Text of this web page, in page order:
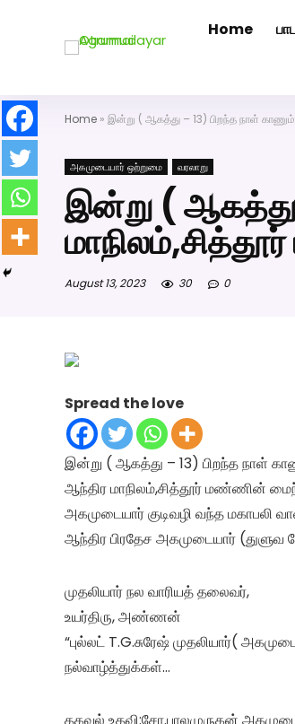
Home
Home » இன்று ( ஆகத்து – 13) பிறந்த நாள்
அகமுடையார் ஒற்றுமை வரலாறு
இன்று ( ஆகத்து
August 13, 2023 30 0
Spread the love
இன்று ( ஆகத்து – 13) பிறந்த நாள்
ஆந்திர மாநிலம்,சித்தூர் மண்ணின்
அகமுடையார் குடிவழி வந்த மகாபலி
ஆந்திர பிரதேச அகமுடையார்
முதலியார் நல வாரியத் தலைவர்,
உயர்திரு, அண்ணன்
“புல்லட் T.G.சுரேஷ் முதலியார்(
நல்வாழ்த்துக்கள்…
தகவல் உதவி:சோ.பாலமுருகன்
அகமுடையார் திருமண வரன்களுக்கு